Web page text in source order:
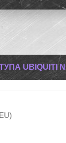
UBIQUITI